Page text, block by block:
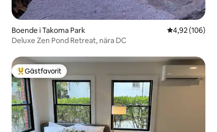
Boende i Takoma Park 4,92 av 5 i
4,92 (106)
Deluxe Zen Pond Retreat, nära DC
Populär gästfavorit
Gästfavorit